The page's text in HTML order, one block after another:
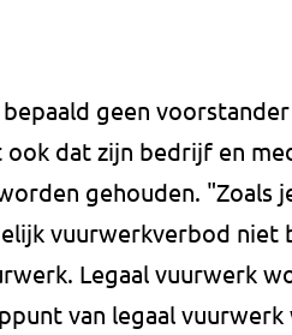
geen
dat zijn bedrijf en
gehouden. "Zoals
vuurwerkverbod niet
Legaal vuurwerk
van legaal